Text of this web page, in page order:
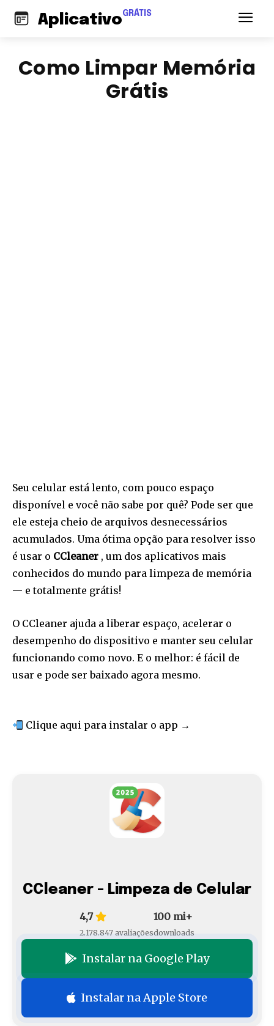
AplicativoGRÁTIS
Como Limpar Memória
Grátis
Seu celular está lento, com pouco espaço
disponível e você não sabe por quê? Pode ser que
ele esteja cheio de arquivos desnecessários
acumulados. Uma ótima opção para resolver isso
é usar o CCleaner , um dos aplicativos mais
conhecidos do mundo para limpeza de memória
— e totalmente grátis!
O CCleaner ajuda a liberar espaço, acelerar o
desempenho do dispositivo e manter seu celular
funcionando como novo. E o melhor: é fácil de
usar e pode ser baixado agora mesmo.
Clique aqui para instalar o app →
CCleaner - Limpeza de Celular
4,7
2.178.847 avaliações
100 mi+
downloads
Instalar na Google Play
Instalar na Apple Store